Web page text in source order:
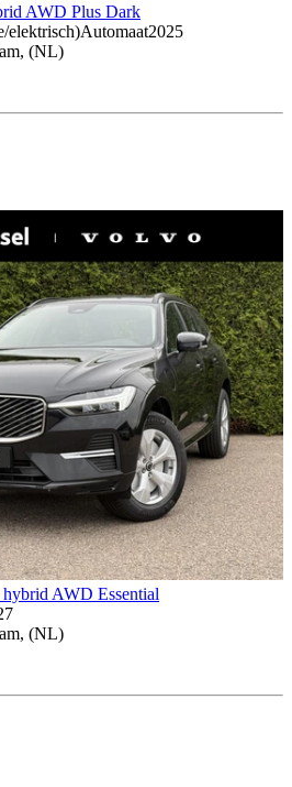
AWD Plus Dark
elektrisch)Automaat2025
(NL)
AWD Essential
(NL)